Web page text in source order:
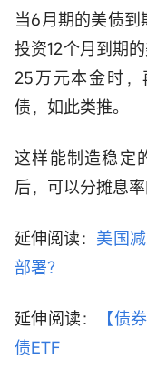
当6月期的美债
投资12个月到期
25万元本金时
债，如此类推。
这样能制造稳定
后，可以分摊息
延伸阅读： 美国
部署？
延伸阅读：
【债
债ETF